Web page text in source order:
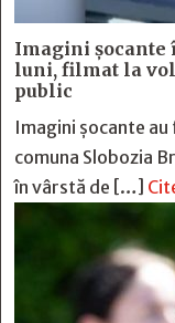
Imagini șocante
luni, filmat la
public
Imagini șocante
comuna Slobozia
în vârstă de […]